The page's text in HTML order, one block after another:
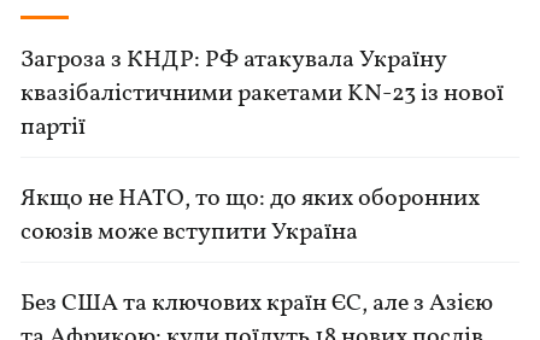
Загроза з КНДР: РФ атакувала Україну
квазібалістичними ракетами KN-23 із нової
партії
Якщо не НАТО, то що: до яких оборонних
союзів може вступити Україна
Без США та ключових країн ЄС, але з Азією